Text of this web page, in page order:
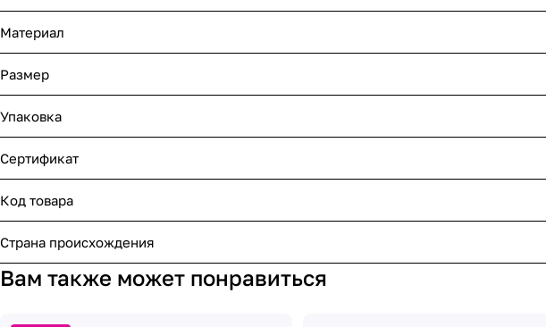
Материал
Размер
Упаковка
Сертификат
Код товара
Страна происхождения
Вам также может понравиться